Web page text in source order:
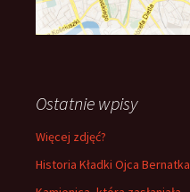
Ostatnie wpisy
Więcej zdjęć?
Historia Kładki Ojca Bernatka